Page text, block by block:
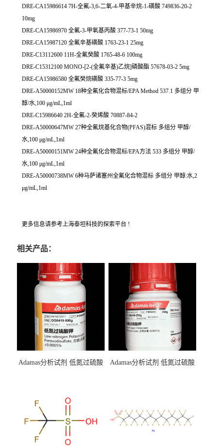
DRE-CA15986614 7H-全氟-3,6-二氧-4-甲基辛烷-1-磺酸 749836-20-2
10mg
DRE-CA15986970 全氟-3-甲氧基丙酸 377-73-1 50mg
DRE-CA15987120 全氟辛基磺酸 1763-23-1 25mg
DRE-C13112600 11H-全氟癸酸 1765-48-6 100mg
DRE-C15312100 MONO-[2-(全氟辛基)乙烷]磷酸酯 57678-03-2 5mg
DRE-CA15986580 全氟癸烷磺酸 335-77-3 5mg
DRE-A50000152MW 18种全氟化合物混标/EPA Method 537.1 多组分 甲
醇/水,100 μg/mL,1ml
DRE-C15986640 2H-全氟-2-癸烯酸 70887-84-2
DRE-A50000647MW 27种全氟烷基化合物(PFAS)混标 多组分 甲醇/
水,100 μg/mL,1ml
DRE-A50000151MW 24种全氟化合物混标/EPA方法 533 多组分 甲醇/
水,100 μg/mL,1ml
DRE-A50000738MW 6种马萨诸塞州全氟化合物混标 多组分 甲醇:水,2
μg/mL,1ml
更多信息请参考上海泰坦科技的探索平台 !
相关产品：
Adamas分析试剂 低氮过硫酸
（泰坦现货供应）
Adamas分析试剂 低氮过硫酸